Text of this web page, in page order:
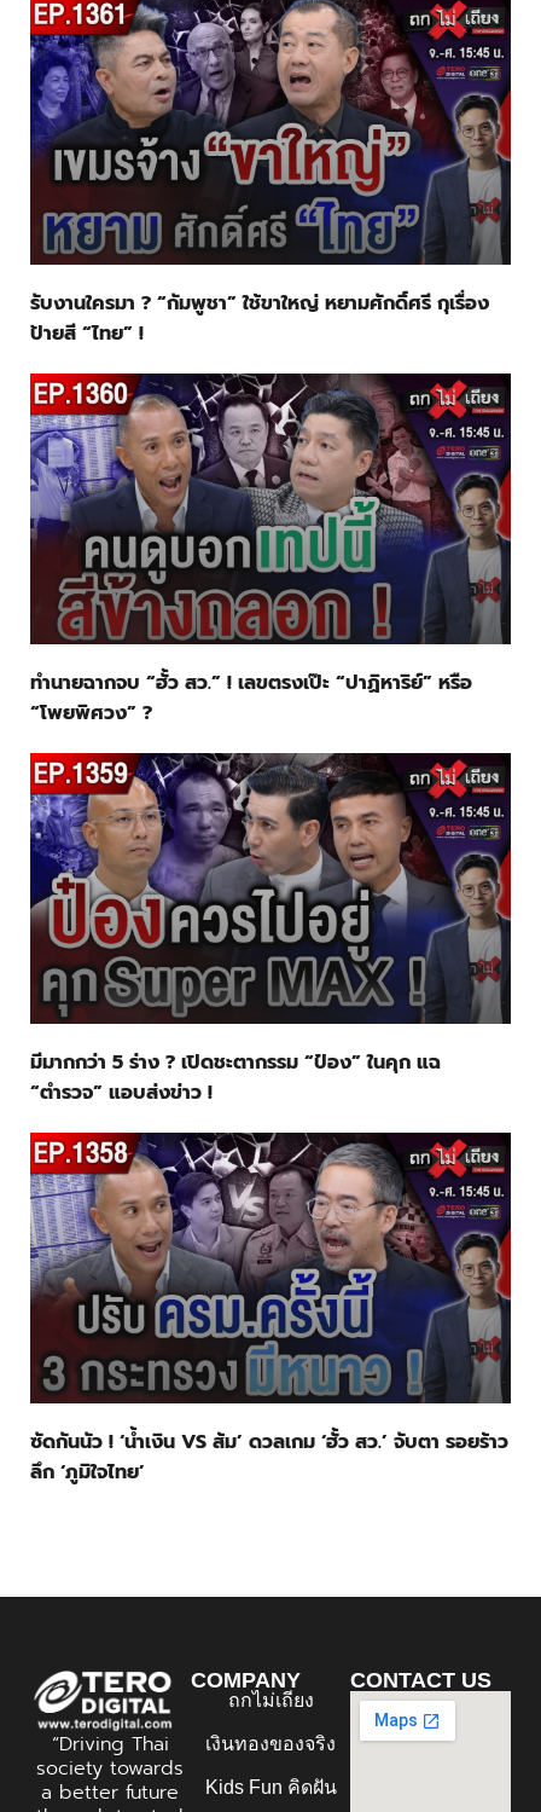
รับงานใครมา ? “กัมพูชา” ใช้ขาใหญ่ หยามศักดิ์ศรี กุเรื่อง
ป้ายสี “ไทย” !
ทำนายฉากจบ “ฮั้ว สว.” ! เลขตรงเป๊ะ “ปาฏิหาริย์” หรือ
“โพยพิศวง” ?
มีมากกว่า 5 ร่าง ? เปิดชะตากรรม “ป๋อง” ในคุก แฉ
“ตำรวจ” แอบส่งข่าว !
ซัดกันนัว ! ‘น้ำเงิน VS ส้ม’ ดวลเกม ‘ฮั้ว สว.’ จับตา รอยร้าว
ลึก ‘ภูมิใจไทย’
“Driving Thai
society towards
a better future
COMPANY
ถกไม่เถียง
เงินทองของจริง
Kids Fun คิดฝัน
CONTACT US